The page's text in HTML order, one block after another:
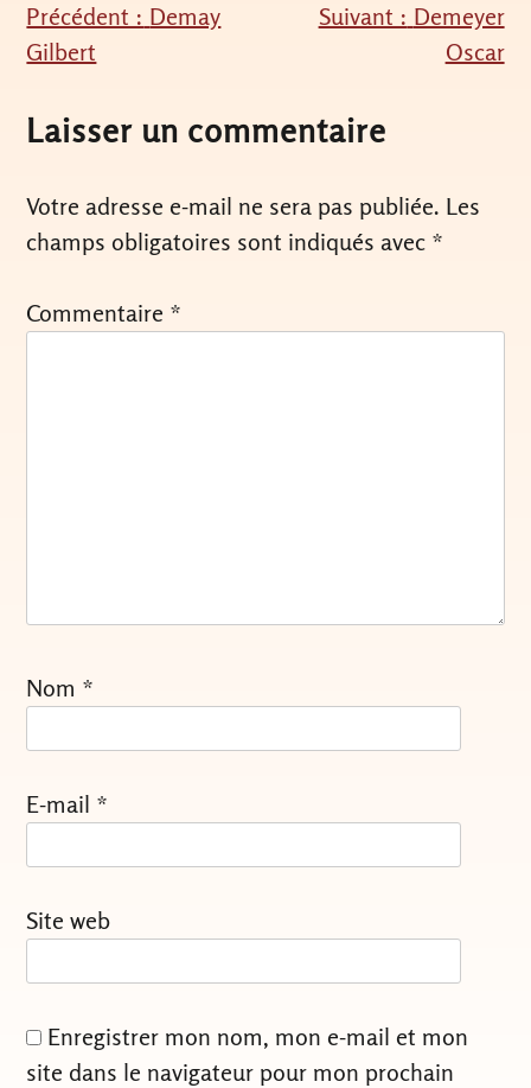
Navigation
de
l’article
Précédent : Demay
Gilbert
Suivant : Demeyer
Oscar
Laisser un commentaire
Votre adresse e-mail ne sera pas publiée. Les
champs obligatoires sont indiqués avec *
Commentaire *
Nom *
E-mail *
Site web
Enregistrer mon nom, mon e-mail et mon
site dans le navigateur pour mon prochain